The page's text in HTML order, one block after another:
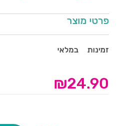
פרטי מוצר
זמינות במלאי
₪24.90